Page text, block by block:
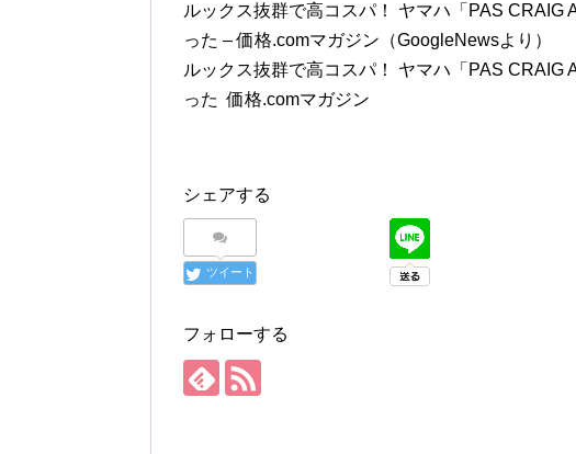
ルックス抜群で高コスパ！ ヤマハ「PAS
った – 価格.comマガジン（GoogleNewsより）
ルックス抜群で高コスパ！ ヤマハ「PAS
った 価格.comマガジン
シェアする
ツイート
フォローする